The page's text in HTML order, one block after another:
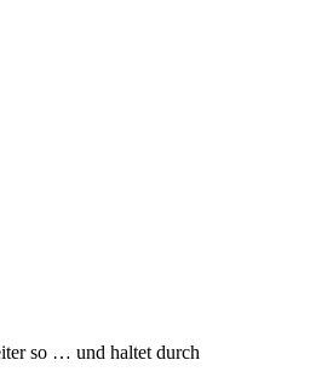
so … und haltet durch